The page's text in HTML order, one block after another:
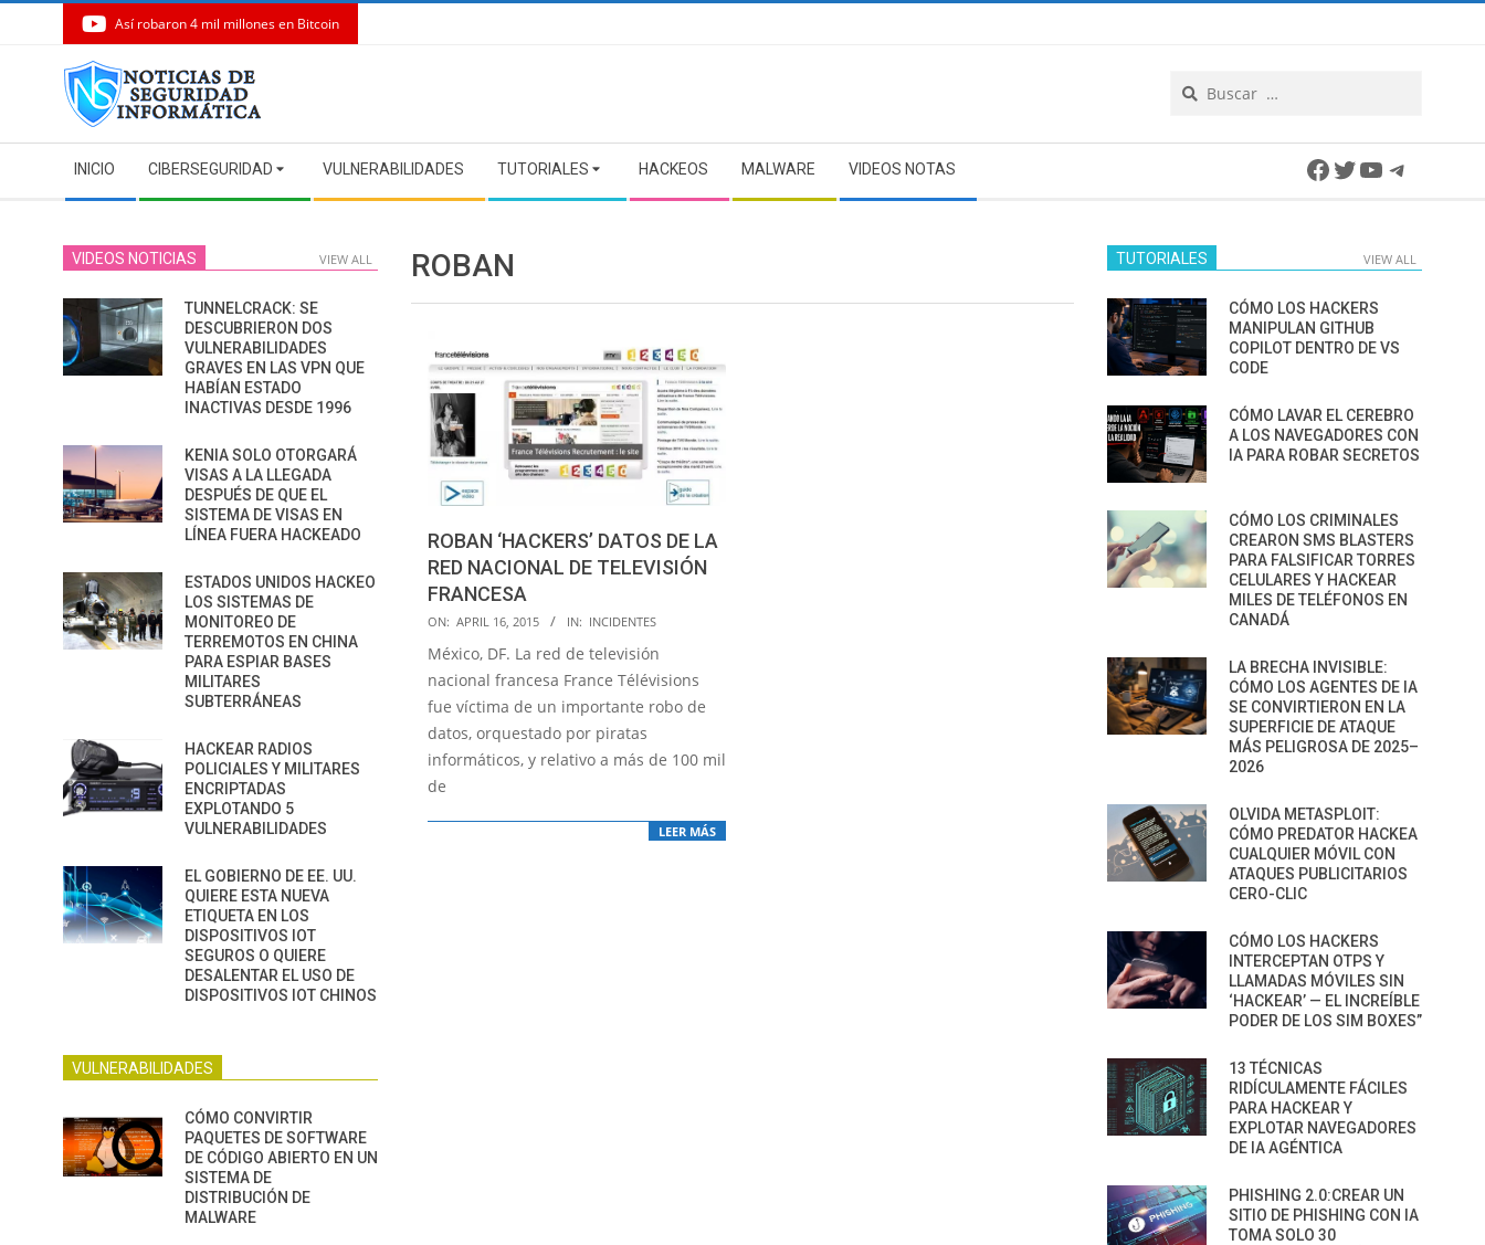
Así robaron 4 mil millones en Bitcoin
Navigation
Menu
INICIO CIBERSEGURIDAD VULNERABILIDADES TUTORIALES HACKEOS MALWARE VIDEOS NOTAS Facebook
Twitter
YouTube
ROBAN
ROBAN ‘HACKERS’ DATOS DE LA
RED NACIONAL DE TELEVISIÓN
FRANCESA
2015-
04-
ON: APRIL 16, 2015 IN: INCIDENTES
México, DF. La red de televisión
nacional francesa France Télévisions
fue víctima de un importante robo de
datos, orquestado por piratas
informáticos, y relativo a más de 100 mil
de
LEER MÁS
VIDEOS NOTICIAS VIEW ALL
TUNNELCRACK: SE
DESCUBRIERON DOS
VULNERABILIDADES
GRAVES EN LAS VPN QUE
HABÍAN ESTADO
INACTIVAS DESDE 1996
KENIA SOLO OTORGARÁ
VISAS A LA LLEGADA
DESPUÉS DE QUE EL
SISTEMA DE VISAS EN
LÍNEA FUERA HACKEADO
ESTADOS UNIDOS HACKEO
LOS SISTEMAS DE
MONITOREO DE
TERREMOTOS EN CHINA
PARA ESPIAR BASES
MILITARES
SUBTERRÁNEAS
HACKEAR RADIOS
POLICIALES Y MILITARES
ENCRIPTADAS
EXPLOTANDO 5
VULNERABILIDADES
EL GOBIERNO DE EE. UU.
QUIERE ESTA NUEVA
ETIQUETA EN LOS
DISPOSITIVOS IOT
SEGUROS O QUIERE
DESALENTAR EL USO DE
DISPOSITIVOS IOT CHINOS
VULNERABILIDADES
CÓMO CONVIRTIR
PAQUETES DE SOFTWARE
DE CÓDIGO ABIERTO EN UN
SISTEMA DE
DISTRIBUCIÓN DE
MALWARE
TUTORIALES VIEW ALL
CÓMO LOS HACKERS
MANIPULAN GITHUB
COPILOT DENTRO DE VS
CODE
CÓMO LAVAR EL CEREBRO
A LOS NAVEGADORES CON
IA PARA ROBAR SECRETOS
CÓMO LOS CRIMINALES
CREARON SMS BLASTERS
PARA FALSIFICAR TORRES
CELULARES Y HACKEAR
MILES DE TELÉFONOS EN
CANADÁ
LA BRECHA INVISIBLE:
CÓMO LOS AGENTES DE IA
SE CONVIRTIERON EN LA
SUPERFICIE DE ATAQUE
MÁS PELIGROSA DE 2025–
2026
OLVIDA METASPLOIT:
CÓMO PREDATOR HACKEA
CUALQUIER MÓVIL CON
ATAQUES PUBLICITARIOS
CERO-CLIC
CÓMO LOS HACKERS
INTERCEPTAN OTPS Y
LLAMADAS MÓVILES SIN
‘HACKEAR’ — EL INCREÍBLE
PODER DE LOS SIM BOXES”
13 TÉCNICAS
RIDÍCULAMENTE FÁCILES
PARA HACKEAR Y
EXPLOTAR NAVEGADORES
DE IA AGÉNTICA
PHISHING 2.0:CREAR UN
SITIO DE PHISHING CON IA
TOMA SOLO 30